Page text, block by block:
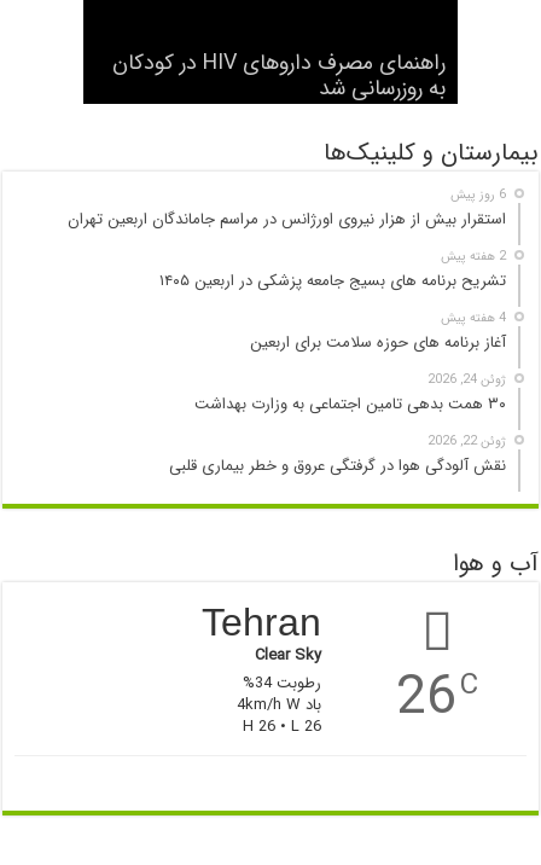
راهنمای مصرف داروهای HIV در کودکان
به روزرسانی شد
نخستین جراحی موفق با دستگاه قلب و
ریه ساخت ترکیه انجام شد
شرح وظایف «رصدخانه ملی غذا و
بیماری» اعلام شد
سیگار الکترونیک هم سرطانزا است
هفتاد و نهمین مجمع جهانی بهداشت آغاز
به کار کرد
بیمارستان و کلینیک‌ها
6 روز پیش
استقرار بیش از هزار نیروی اورژانس در مراسم جاماندگان اربعین تهران
2 هفته پیش
تشریح برنامه های بسیج جامعه پزشکی در اربعین ۱۴۰۵
4 هفته پیش
آغاز برنامه های حوزه سلامت برای اربعین
ژوئن 24, 2026
۳۰ همت بدهی تامین اجتماعی به وزارت بهداشت
ژوئن 22, 2026
نقش آلودگی هوا در گرفتگی عروق و خطر بیماری قلبی
آب و هوا
26C
Tehran
Clear Sky
رطوبت 34%
باد 4km/h W
H 26 • L 26